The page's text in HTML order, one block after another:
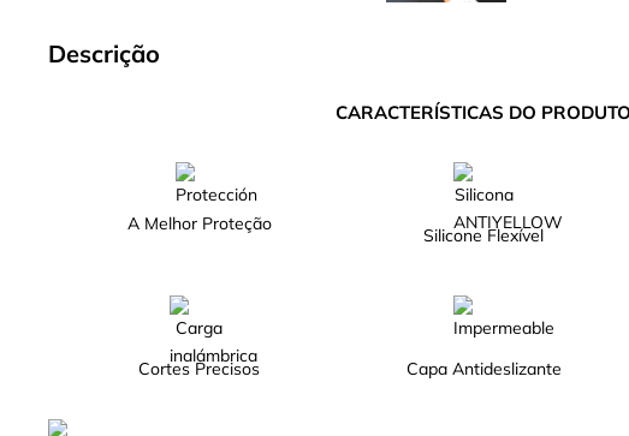
Descrição
CARACTERÍSTICAS DO PRODUTO
A Melhor Proteção
Silicone Flexível
Cortes Precisos Capa Antideslizante